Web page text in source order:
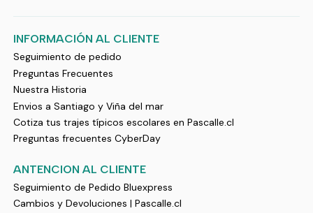
INFORMACIÓN AL CLIENTE
Seguimiento de pedido
Preguntas Frecuentes
Nuestra Historia
Envios a Santiago y Viña del mar
Cotiza tus trajes típicos escolares en Pascalle.cl
Preguntas frecuentes CyberDay
ANTENCION AL CLIENTE
Seguimiento de Pedido Bluexpress
Cambios y Devoluciones | Pascalle.cl